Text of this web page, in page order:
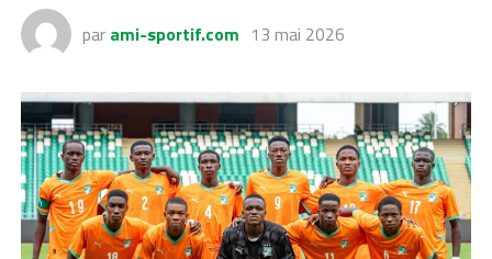
par ami-sportif.com 13 mai 2026